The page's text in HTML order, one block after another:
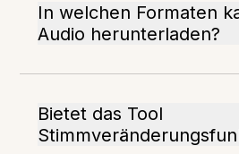
In welchen Formaten
Audio herunterladen?
Bietet das Tool